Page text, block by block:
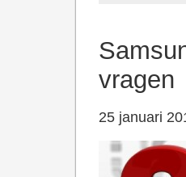
vragen
25 januari